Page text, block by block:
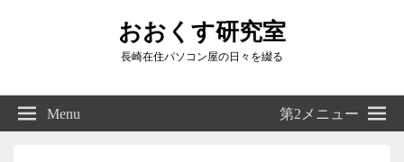
おおくす研究室
長崎在住パソコン屋の日々を綴る
Right
Sidebar
Widget
Menu 第2メニュー